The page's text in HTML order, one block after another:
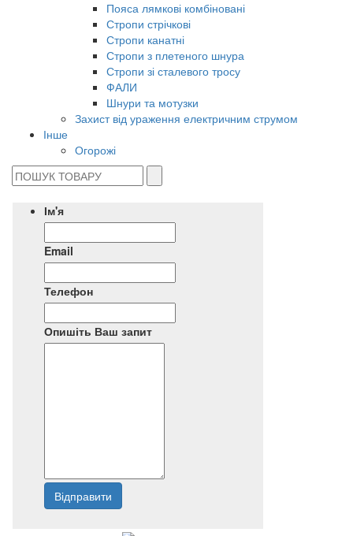
Пояса лямкові комбіновані
Стропи стрічкові
Стропи канатні
Стропи з плетеного шнура
Стропи зі сталевого тросу
ФАЛИ
Шнури та мотузки
Захист від ураження електричним струмом
Інше
Огорожі
Ім'я
Email
Телефон
Опишіть Ваш запит
Відправити